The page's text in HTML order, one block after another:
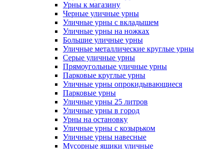
Урны к магазину
Черные уличные урны
Уличные урны с вкладышем
Уличные урны на ножках
Большие уличные урны
Уличные металлические круглые урны
Серые уличные урны
Прямоугольные уличные урны
Парковые круглые урны
Уличные урны опрокидывающиеся
Парковые урны
Уличные урны 25 литров
Уличные урны в город
Урны на остановку
Уличные урны с козырьком
Уличные урны навесные
Мусорные ящики уличные